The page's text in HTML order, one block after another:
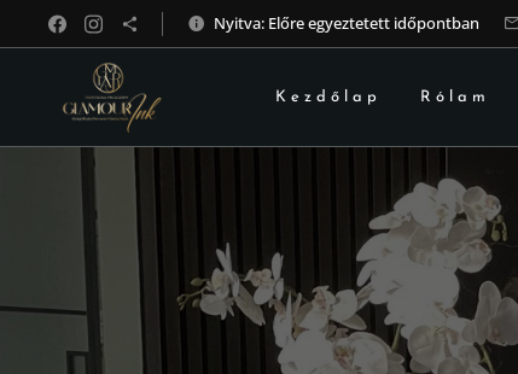
Nyitva: Előre egyeztetett időpontban
Kezdőlap Rólam